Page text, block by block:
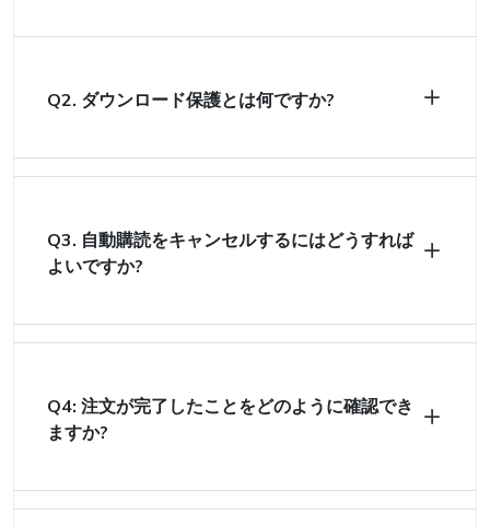
Q2. ダウンロード保護とは何ですか?
Q3. 自動購読をキャンセルするにはどうすれば
よいですか?
Q4: 注文が完了したことをどのように確認でき
ますか?